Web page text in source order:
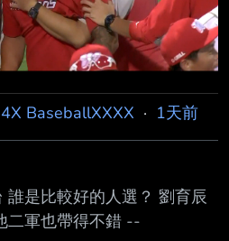
4X BaseballXXXX · 1天前
誰是比較好的人選？ 劉育辰
二軍也帶得不錯 --